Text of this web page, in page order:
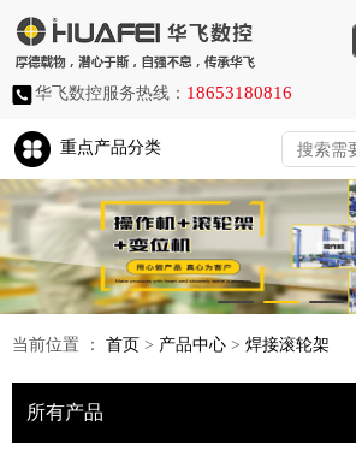
华飞数控服务热线： 18653180816
重点产品分类
当前位置 ： 首页 > 产品中心 > 焊接滚轮架
所有产品